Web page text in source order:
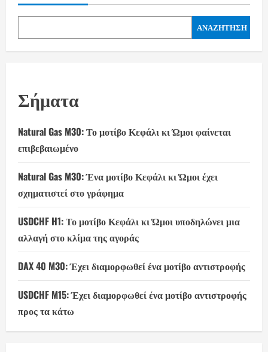
ΑΝΑΖΉΤΗΣΗ
Σήματα
Natural Gas M30: Το μοτίβο Κεφάλι κι Ώμοι φαίνεται
επιβεβαιωμένο
Natural Gas M30: Ένα μοτίβο Κεφάλι κι Ώμοι έχει
σχηματιστεί στο γράφημα
USDCHF H1: Το μοτίβο Κεφάλι κι Ώμοι υποδηλώνει μια
αλλαγή στο κλίμα της αγοράς
DAX 40 M30: Έχει διαμορφωθεί ένα μοτίβο αντιστροφής
USDCHF M15: Έχει διαμορφωθεί ένα μοτίβο αντιστροφής
προς τα κάτω